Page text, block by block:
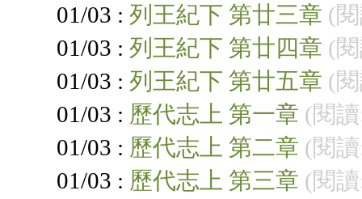
01/03 : 列王紀下 第廿三章 (
01/03 : 列王紀下 第廿四章 (
01/03 : 列王紀下 第廿五章 (
01/03 : 歷代志上 第一章 (閱
01/03 : 歷代志上 第二章 (閱
01/03 : 歷代志上 第三章 (閱